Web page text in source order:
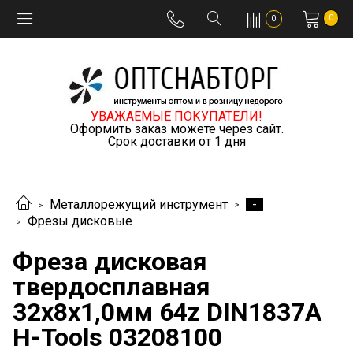
0 0
УВАЖАЕМЫЕ ПОКУПАТЕЛИ!
Оформить заказ можете через сайт.
Срок доставки от 1 дня
Металлорежущий инструмент
-
Фрезы дисковые
Фреза дисковая
твердосплавная
32x8x1,0мм 64z DIN1837A
H-Tools 03208100